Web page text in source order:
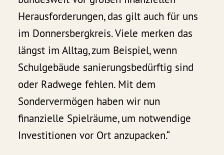
Herausforderungen, das gilt auch für uns
im Donnersbergkreis. Viele merken das
längst im Alltag, zum Beispiel, wenn
Schulgebäude sanierungsbedürftig sind
oder Radwege fehlen. Mit dem
Sondervermögen haben wir nun
finanzielle Spielräume, um notwendige
Investitionen vor Ort anzupacken.“